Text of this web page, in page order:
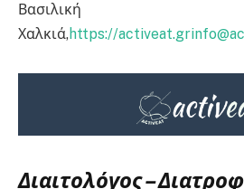
Βασιλική
Χαλκιά,https://activeat.gr
Διαιτολόγος –